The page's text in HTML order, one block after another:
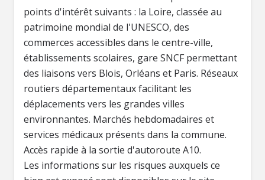
points d'intérêt suivants : la Loire, classée au
patrimoine mondial de l'UNESCO, des
commerces accessibles dans le centre-ville,
établissements scolaires, gare SNCF permettant
des liaisons vers Blois, Orléans et Paris. Réseaux
routiers départementaux facilitant les
déplacements vers les grandes villes
environnantes. Marchés hebdomadaires et
services médicaux présents dans la commune.
Accès rapide à la sortie d'autoroute A10.
Les informations sur les risques auxquels ce